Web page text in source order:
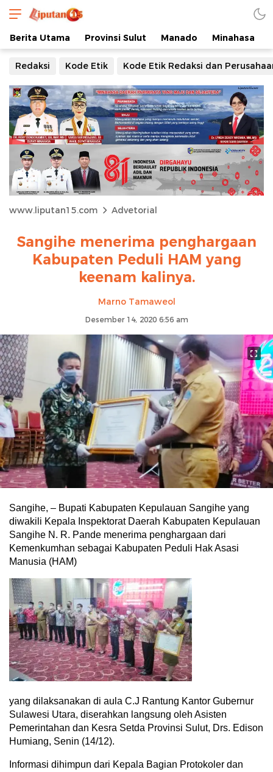
Berita Utama Provinsi Sulut Manado Minahasa
Redaksi Kode Etik Kode Etik Redaksi dan
www.liputan15.com Advetorial
Sangihe menerima penghargaan
Kabupaten Peduli HAM yang
keenam kalinya.
Marno Tamaweol
Desember 14, 2020 6:56 am
Sangihe, – Bupati Kabupaten Kepulauan Sangihe yang
diwakili Kepala Inspektorat Daerah Kabupaten Kepulauan
Sangihe N. R. Pande menerima penghargaan dari
Kemenkumhan sebagai Kabupaten Peduli Hak Asasi
Manusia (HAM)
yang dilaksanakan di aula C.J Rantung Kantor Gubernur
Sulawesi Utara, diserahkan langsung oleh Asisten
Pemerintahan dan Kesra Setda Provinsi Sulut, Drs. Edison
Humiang, Senin (14/12).
Informasi dihimpun dari Kepala Bagian Protokoler dan